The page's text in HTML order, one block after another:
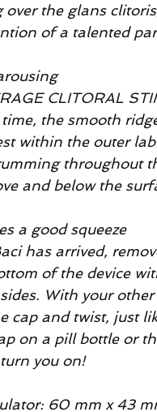
over the glans
of a talented
CLITORAL
the smooth
within the outer
throughout
and below the
a good squeeze
has arrived,
of the device
With your
cap and twist, just
on a pill bottle or
you on!
60 mm x 43